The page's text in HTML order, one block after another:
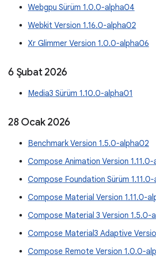
Webgpu Sürüm 1.0.0-alpha04
Webkit Version 1.16.0-alpha02
Xr Glimmer Version 1.0.0-alpha06
6 Şubat 2026
Media3 Sürüm 1.10.0-alpha01
28 Ocak 2026
Benchmark Version 1.5.0-alpha02
Compose Animation Version
Compose Foundation Sürüm
Compose Material Version 1.11.0-
Compose Material 3 Version 1.5.0-
Compose Material3 Adaptive
Compose Remote Version 1.0.0-